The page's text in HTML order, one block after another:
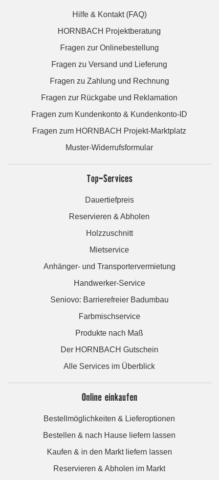
Hilfe & Kontakt (FAQ)
HORNBACH Projektberatung
Fragen zur Onlinebestellung
Fragen zu Versand und Lieferung
Fragen zu Zahlung und Rechnung
Fragen zur Rückgabe und Reklamation
Fragen zum Kundenkonto & Kundenkonto-ID
Fragen zum HORNBACH Projekt-Marktplatz
Muster-Widerrufsformular
Top-Services
Dauertiefpreis
Reservieren & Abholen
Holzzuschnitt
Mietservice
Anhänger- und Transportervermietung
Handwerker-Service
Seniovo: Barrierefreier Badumbau
Farbmischservice
Produkte nach Maß
Der HORNBACH Gutschein
Alle Services im Überblick
Online einkaufen
Bestellmöglichkeiten & Lieferoptionen
Bestellen & nach Hause liefern lassen
Kaufen & in den Markt liefern lassen
Reservieren & Abholen im Markt